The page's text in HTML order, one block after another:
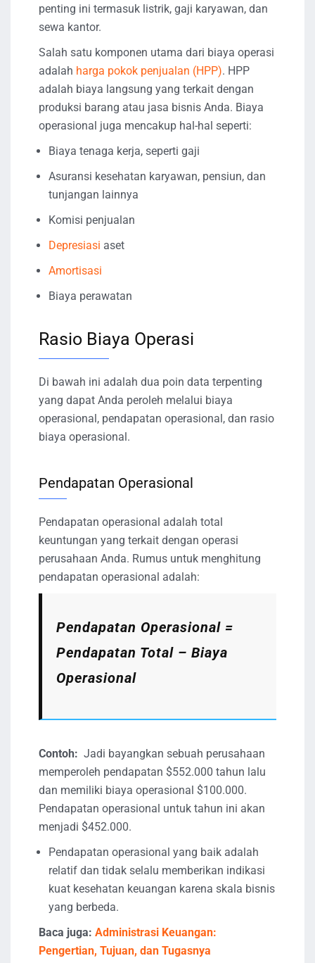
penting ini termasuk listrik, gaji karyawan, dan
sewa kantor.
Salah satu komponen utama dari biaya operasi
adalah harga pokok penjualan (HPP). HPP
adalah biaya langsung yang terkait dengan
produksi barang atau jasa bisnis Anda. Biaya
operasional juga mencakup hal-hal seperti:
Biaya tenaga kerja, seperti gaji
Asuransi kesehatan karyawan, pensiun, dan
tunjangan lainnya
Komisi penjualan
Depresiasi aset
Amortisasi
Biaya perawatan
Rasio Biaya Operasi
Di bawah ini adalah dua poin data terpenting
yang dapat Anda peroleh melalui biaya
operasional, pendapatan operasional, dan rasio
biaya operasional.
Pendapatan Operasional
Pendapatan operasional adalah total
keuntungan yang terkait dengan operasi
perusahaan Anda. Rumus untuk menghitung
pendapatan operasional adalah:
Pendapatan Operasional =
Pendapatan Total – Biaya
Operasional
Contoh: Jadi bayangkan sebuah perusahaan
memperoleh pendapatan $552.000 tahun lalu
dan memiliki biaya operasional $100.000.
Pendapatan operasional untuk tahun ini akan
menjadi $452.000.
Pendapatan operasional yang baik adalah
relatif dan tidak selalu memberikan indikasi
kuat kesehatan keuangan karena skala bisnis
yang berbeda.
Baca juga: Administrasi Keuangan:
Pengertian, Tujuan, dan Tugasnya